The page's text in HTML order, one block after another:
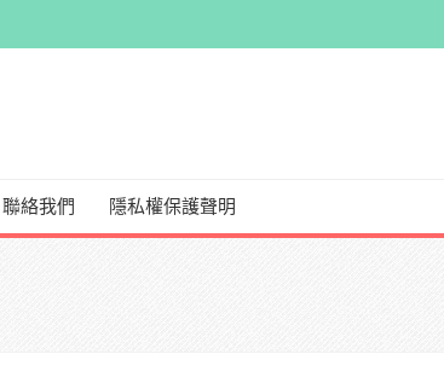
聯絡我們 隱私權保護聲明